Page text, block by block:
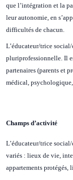
que l’intégration et la
leur autonomie, en
difficultés de chacun.
L’éducateur/trice
pluriprofessionnelle. Il
partenaires (parents et
médical,
Champs d’activité
L’éducateur/trice
variés : lieux de vie,
appartements